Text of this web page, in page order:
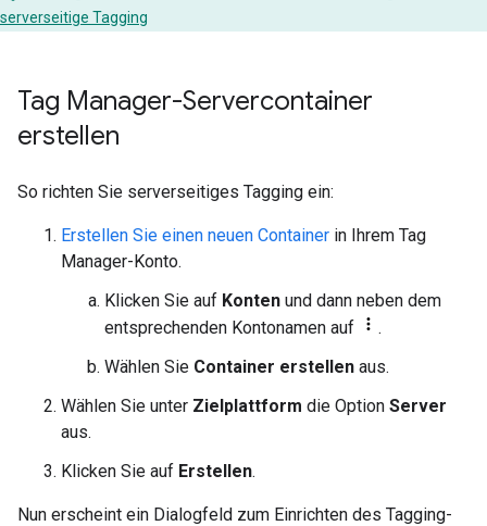
serverseitige Tagging
Tag Manager-Servercontainer
erstellen
So richten Sie serverseitiges Tagging ein:
Erstellen Sie einen neuen Container in Ihrem Tag
Manager-Konto.
Klicken Sie auf Konten und dann neben dem
entsprechenden Kontonamen auf
.
Wählen Sie Container erstellen aus.
Wählen Sie unter Zielplattform die Option Server
aus.
Klicken Sie auf Erstellen.
Nun erscheint ein Dialogfeld zum Einrichten des Tagging-